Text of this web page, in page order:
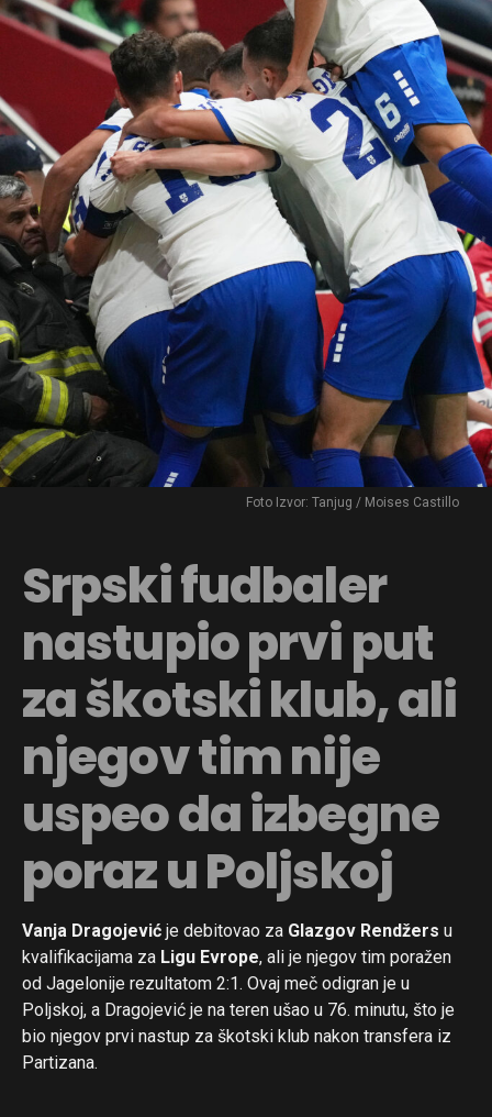
Foto Izvor: Tanjug / Moises Castillo
Srpski fudbaler
nastupio prvi put
za škotski klub, ali
njegov tim nije
uspeo da izbegne
poraz u Poljskoj
Vanja Dragojević je debitovao za Glazgov Rendžers u
kvalifikacijama za Ligu Evrope, ali je njegov tim poražen
od Jagelonije rezultatom 2:1. Ovaj meč odigran je u
Poljskoj, a Dragojević je na teren ušao u 76. minutu, što je
bio njegov prvi nastup za škotski klub nakon transfera iz
Partizana.